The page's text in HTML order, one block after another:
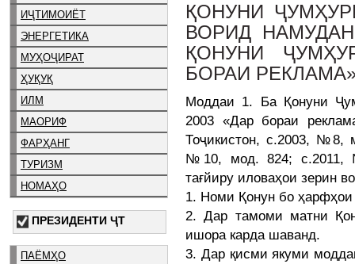
ИҶТИМОИЁТ
ЭНЕРГЕТИКА
МУҲОҶИРАТ
ҲУҚУҚ
ИЛМ
МАОРИФ
ФАРҲАНГ
ТУРИЗМ
НОМАҲО
ПРЕЗИДЕНТИ ҶТ
ПАЁМҲО
ҚОНУНИ
ВОРИД
ҚОНУНИ
БОРАИ
Моддаи 1. Ба Қонуни
2003 «Дар бораи
Тоҷикистон, с.2003, №8,
№10, мод. 824; с.2011,
тағйиру иловаҳои зерин
1. Номи Қонун бо
2. Дар тамоми матни
ишора карда шаванд.
3. Дар қисми якуми